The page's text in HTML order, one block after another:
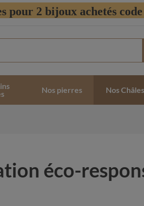
pour 2 bijoux achetés
Nos pierres Nos Châles
éco-